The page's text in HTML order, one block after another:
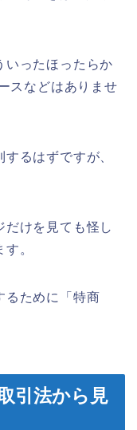
いったほったらか
スなどはありませ
るはずですが、
だけを見ても怪し
。
るために「特商
引法から見